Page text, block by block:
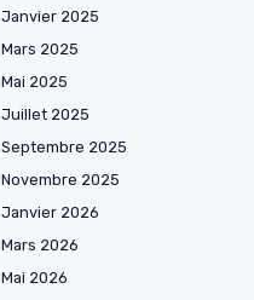
Janvier 2025
Mars 2025
Mai 2025
Juillet 2025
Septembre 2025
Novembre 2025
Janvier 2026
Mars 2026
Mai 2026